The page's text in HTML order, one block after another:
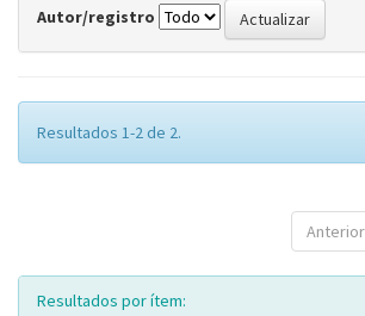
Autor/registro
Resultados 1-2 de 2.
Anterior
Resultados por ítem: